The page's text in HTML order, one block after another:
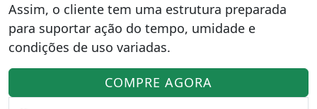
Assim, o cliente tem uma estrutura preparada
para suportar ação do tempo, umidade e
condições de uso variadas.
COMPRE AGORA